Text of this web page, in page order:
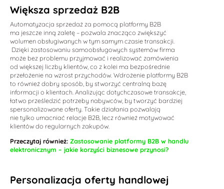
Większa sprzedaż B2B
Automatyzacja sprzedaż za pomocą platformy B2B
ma jeszcze inną zaletę – pozwala znacząco zwiększyć
wolumen obsługiwanych w tym samym czasie transakcji.
Dzięki zastosowaniu samoobsługowych systemów firma
może bez problemu przyjmować i realizować zamówienia
od większej liczby klientów, co z kolei ma bezpośrednie
przełożenie na wzrost przychodów. Wdrożenie platformy B2B
to również dobry sposób, by stworzyć centralną bazę
informacji o klientach. Analizując dotychczasowe transakcje,
łatwo prześledzić potrzeby nabywców, by tworzyć bardziej
spersonalizowane oferty. Takie działania pozwalają
nie tylko umacniać relacje B2B, lecz również motywować
klientów do regularnych zakupów.
Przeczytaj również:Zastosowanie platformy B2B w handlu
elektronicznym – jakie korzyści biznesowe przynosi?
Personalizacja oferty handlowej